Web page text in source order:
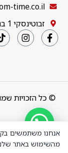
time.co.il
זבוטינסקי 1 בניין דימול רמת גן
© כל הזכויות
אנחנו משתמשים
מהשימוש באתר